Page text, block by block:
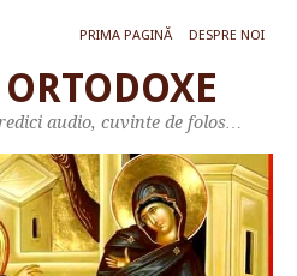
PRIMA PAGINĂ DESPRE NOI
audio, cuvinte de folos…